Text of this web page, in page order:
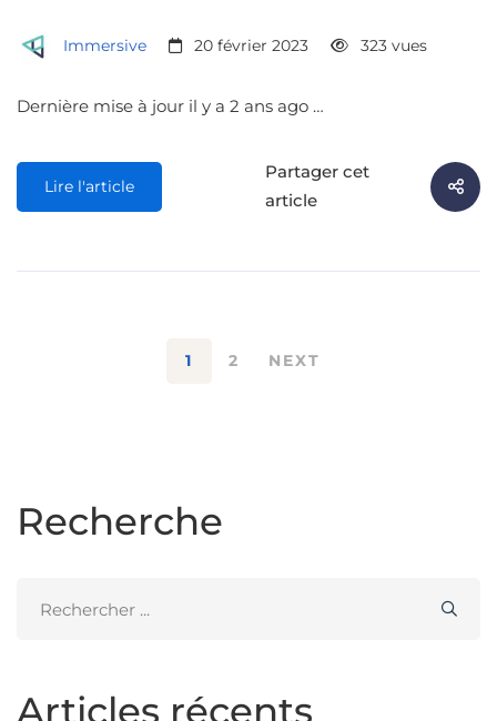
Immersive 20 février 2023 323 vues
Dernière mise à jour il y a 2 ans ago …
Lire l'article
Partager cet
article
1 2 NEXT
Recherche
Articles récents